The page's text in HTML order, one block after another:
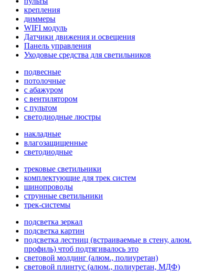
крепления
диммеры
WIFI модуль
Датчики движения и освещения
Панель управления
Уходовые средства для светильников
подвесные
потолочные
с абажуром
с вентилятором
с пультом
светодиодные люстры
накладные
влагозащищенные
светодиодные
трековые светильники
комплектующие для трек систем
шинопроводы
струнные светильники
трек-системы
подсветка зеркал
подсветка картин
подсветка лестниц (встраиваемые в стену, алюм.
профиль) чтоб подтягивалось это
световой молдинг (алюм., полиуретан)
световой плинтус (алюм., полиуретан, МДФ)